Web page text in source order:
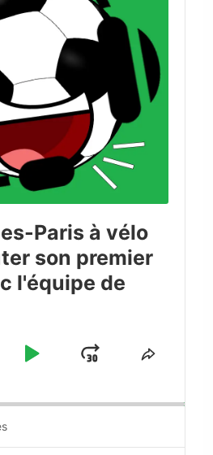
Paris à vélo
son premier
l'équipe de
Play
JumpShare